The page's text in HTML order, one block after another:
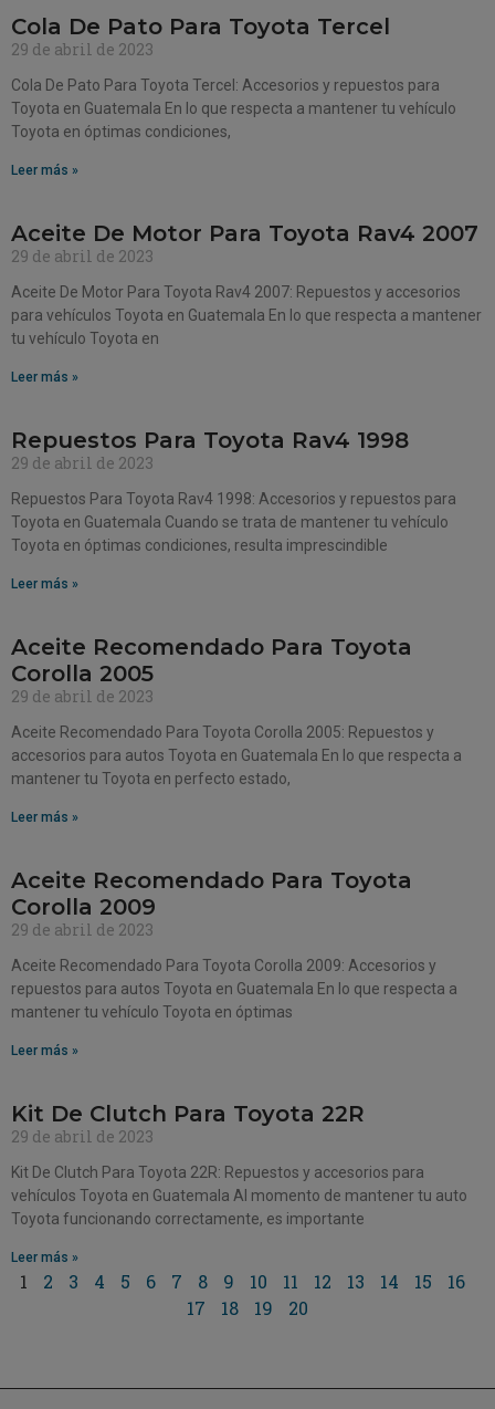
Cola De Pato Para Toyota Tercel
29 de abril de 2023
Cola De Pato Para Toyota Tercel: Accesorios y repuestos para
Toyota en Guatemala En lo que respecta a mantener tu vehículo
Toyota en óptimas condiciones,
Leer más »
Aceite De Motor Para Toyota Rav4 2007
29 de abril de 2023
Aceite De Motor Para Toyota Rav4 2007: Repuestos y accesorios
para vehículos Toyota en Guatemala En lo que respecta a mantener
tu vehículo Toyota en
Leer más »
Repuestos Para Toyota Rav4 1998
29 de abril de 2023
Repuestos Para Toyota Rav4 1998: Accesorios y repuestos para
Toyota en Guatemala Cuando se trata de mantener tu vehículo
Toyota en óptimas condiciones, resulta imprescindible
Leer más »
Aceite Recomendado Para Toyota
Corolla 2005
29 de abril de 2023
Aceite Recomendado Para Toyota Corolla 2005: Repuestos y
accesorios para autos Toyota en Guatemala En lo que respecta a
mantener tu Toyota en perfecto estado,
Leer más »
Aceite Recomendado Para Toyota
Corolla 2009
29 de abril de 2023
Aceite Recomendado Para Toyota Corolla 2009: Accesorios y
repuestos para autos Toyota en Guatemala En lo que respecta a
mantener tu vehículo Toyota en óptimas
Leer más »
Kit De Clutch Para Toyota 22R
29 de abril de 2023
Kit De Clutch Para Toyota 22R: Repuestos y accesorios para
vehículos Toyota en Guatemala Al momento de mantener tu auto
Toyota funcionando correctamente, es importante
Leer más »
1 2 3 4 5 6 7 8 9 10 11 12 13 14 15
16
17
18 19 20